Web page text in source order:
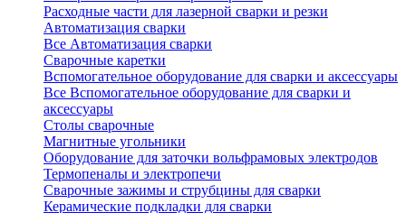
Расходные части для лазерной сварки и резки
Автоматизация сварки
Все Автоматизация сварки
Сварочные каретки
Вспомогательное оборудование для сварки и аксессуары
Все Вспомогательное оборудование для сварки и
аксессуары
Столы сварочные
Магнитные угольники
Оборудование для заточки вольфрамовых электродов
Термопеналы и электропечи
Сварочные зажимы и струбцины для сварки
Керамические подкладки для сварки